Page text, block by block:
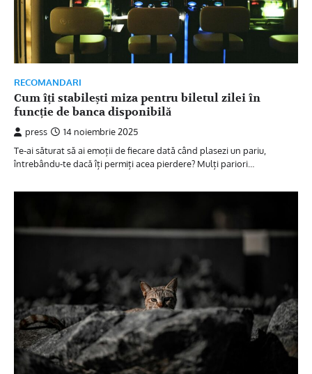
RECOMANDARI
Cum îți stabilești miza pentru biletul zilei în
funcție de banca disponibilă
press
14 noiembrie 2025
Te-ai săturat să ai emoții de fiecare dată când plasezi un pariu,
întrebându-te dacă îți permiți acea pierdere? Mulți pariori…